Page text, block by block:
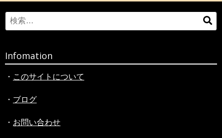
Search
for:
検
Infomation
・ このサイトについて
・ ブログ
・ お問い合わせ